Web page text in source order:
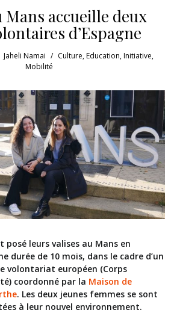
Mans accueille deux
d’Espagne
Jaheli Namai Culture,Education,Initiative,
Mobilité
posé leurs valises au Mans en
durée de 10 mois, dans le cadre d’un
volontariat européen (Corps
coordonné par la Maison de
. Les deux jeunes femmes se sont
à leur nouvel environnement.